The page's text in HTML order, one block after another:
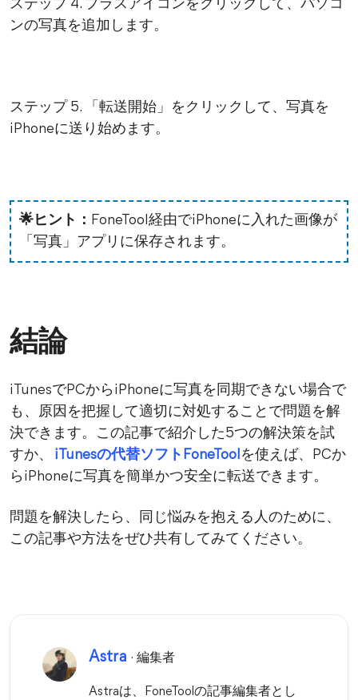
ステップ 4. プラスアイコンをクリックして、パソコ
ンの写真を追加します。
ステップ 5. 「転送開始」をクリックして、写真を
iPhoneに送り始めます。
🌟ヒント： FoneTool経由でiPhoneに入れた画像が
「写真」アプリに保存されます。
結論
iTunesでPCからiPhoneに写真を同期できない場合で
も、原因を把握して適切に対処することで問題を解
決できます。この記事で紹介した5つの解決策を試
すか、
iTunesの代替ソフトFoneToolを使えば、PCか
らiPhoneに写真を簡単かつ安全に転送できます。
問題を解決したら、同じ悩みを抱える人のために、
この記事や方法をぜひ共有してみてください。
Astra · 編集者
Astraは、FoneToolの記事編集者とし